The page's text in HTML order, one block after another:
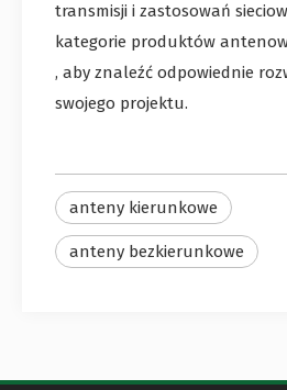
transmisji i zastosowań
kategorie produktów
, aby znaleźć odpowiednie
swojego projektu.
anteny kierunkowe
anteny bezkierunkowe